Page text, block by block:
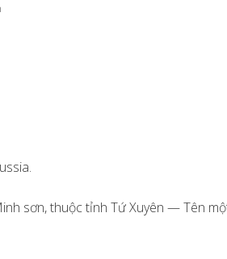
sơn, thuộc tỉnh Tứ Xuyên — Tên